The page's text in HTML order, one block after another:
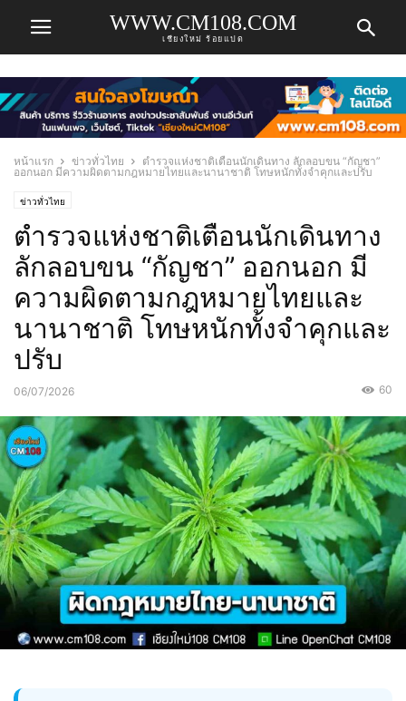
WWW.CM108.COM
เชียงใหม่ ร้อยแปด
หน้าแรก ข่าวทั่วไทย
ตำรวจแห่งชาติเตือนนักเดินทาง ลักลอบขน “กัญชา”
ออกนอก มีความผิดตามกฎหมายไทยและนานาชาติ โทษหนักทั้งจำคุกและปรับ
ข่าวทั่วไทย
ตำรวจแห่งชาติเตือนนักเดินทาง
ลักลอบขน “กัญชา” ออกนอก มี
ความผิดตามกฎหมายไทยและ
นานาชาติ โทษหนักทั้งจำคุกและ
ปรับ
06/07/2026 60